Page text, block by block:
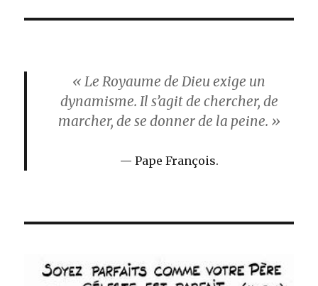
« Le Royaume de Dieu exige un
dynamisme. Il s’agit de chercher, de
marcher, de se donner de la peine. »
Pape François.